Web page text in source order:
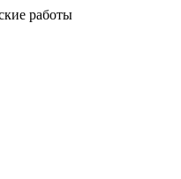
работы